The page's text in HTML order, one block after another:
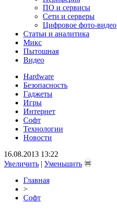
ПО и сервисы
Сети и серверы
Цифровое фото-видео
Статьи и аналитика
Микс
Пытошная
Видео
Hardware
Безопасность
Гаджеты
Игры
Интернет
Софт
Технологии
Новости
16.08.2013 13:22
Увеличить | Уменьшить
Главная
>
Софт